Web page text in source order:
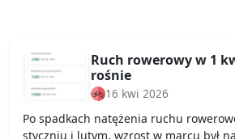
Ruch rowerowy w 1
rośnie
16 kwi 2026
Po spadkach natężenia ruchu
styczniu i lutym, wzrost w marcu był